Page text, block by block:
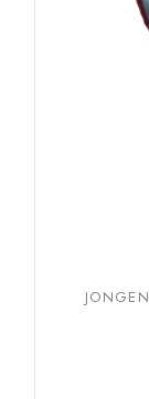
JONGEN